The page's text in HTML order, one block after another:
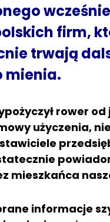
firm,
trwają
mienia.
rower
użyczenia,
mieszkańca
informacje